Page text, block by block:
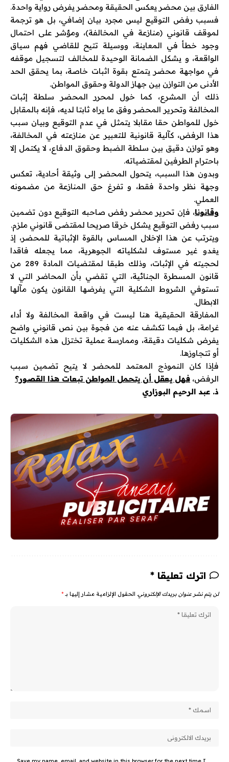
الفارق بين محضر يعكس الحقيقة ومحضر يفرض رواية واحدة.
فسبب رفض التوقيع ليس مجرد بيان إضافي، بل هو ترجمة
لموقف قانوني (منازعة في المخالفة)، ومؤشر على احتمال
وجود خطأ في المعاينة، ووسيلة تتيح للقاضي فهم سياق
الواقعة، و يشكل الضمانة الوحيدة للمخالف لتسجيل موقفه
في مواجهة محضر يتمتع بقوة اثبات خاصة، بما يحقق الحد
الأدنى من التوازن بين جهاز الدولة وحقوق المواطن.
ذلك أن المشرع، كما خول لمحرر المحضر سلطة إثبات
المخالفة وتحرير المحضر وفق ما يراه ثابتا لديه، فإنه بالمقابل
خول للمواطن حقا مقابلا يتمثل في عدم التوقيع وبيان سبب
هذا الرفض، كآلية قانونية للتعبير عن منازعته في المخالفة،
وهو توازن دقيق بين سلطة الضبط وحقوق الدفاع، لا يكتمل إلا
باحترام الطرفين لمقتضياته.
وبدون هذا السبب، يتحول المحضر إلى وثيقة أحادية، تعكس
وجهة نظر واحدة فقط، و تفرغ حق المنازعة من مضمونه
العملي.
وقانونا، فإن تحرير محضر رفض صاحبه التوقيع دون تضمين
سبب رفض التوقيع يشكل خرقا صريحا لمقتضى قانوني ملزم.
ويترتب عن هذا الإخلال المساس بالقوة الإثباتية للمحضر، إذ
يغدو غير مستوف لشكلياته الجوهرية، مما يجعله فاقدا
لحجيته في الإثبات، وذلك طبقا لمقتضيات المادة 289 من
قانون المسطرة الجنائية، التي تقضي بأن المحاضر التي لا
تستوفي الشروط الشكلية التي يفرضها القانون يكون مآلها
الابطال.
المفارقة الحقيقية هنا ليست في واقعة المخالفة ولا أداء
غرامة، بل فيما تكشف عنه من فجوة بين نص قانوني واضح
يفرض شكليات دقيقة، وممارسة عملية تختزل هذه الشكليات
أو تتجاوزها.
فإذا كان النموذج المعتمد للمحضر لا يتيح تضمين سبب
الرفض، فهل يعقل أن يتحمل المواطن تبعات هذا القصور؟
ذ. عبد الرحيم البوزاري
اترك تعليقا *
لن يتم نشر عنوان بريدك الإلكتروني. الحقول الإلزامية مشار إليها بـ *